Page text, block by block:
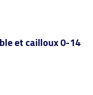
et cailloux 0-14